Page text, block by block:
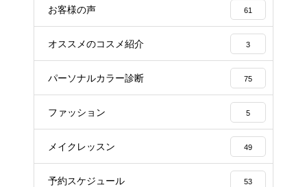
お客様の声 61
オススメのコスメ紹介 3
パーソナルカラー診断 75
ファッション 5
メイクレッスン 49
予約スケジュール 53